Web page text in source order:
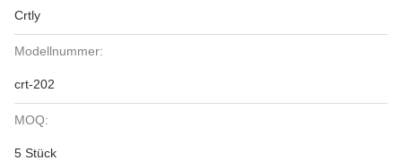
Crtly
Modellnummer:
crt-202
MOQ:
5 Stück